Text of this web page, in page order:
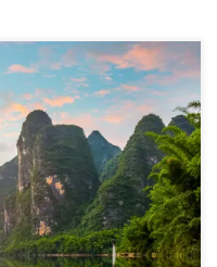
cherche le
t-il vraiment où il
Dieu nous promet ce
pour que tout se